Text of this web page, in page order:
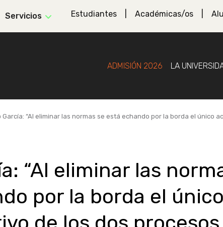
Servicios Estudiantes Académicas/os
ADMISIÓN 2026 LA
García: “Al eliminar las normas se está echando por la borda el único
“Al eliminar las
por la borda el único